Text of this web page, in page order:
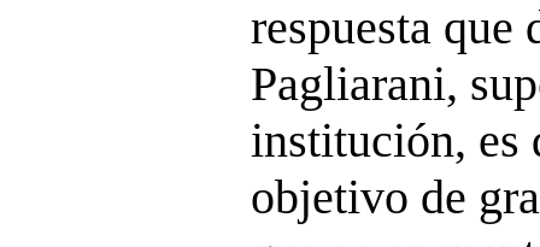
respuesta que
Pagliarani,
institución, es
objetivo de